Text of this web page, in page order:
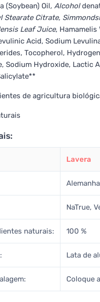
(Soybean) Oil, Alcohol
Stearate Citrate,
Leaf Juice,
Acid, Sodium
Tocopherol,
Sodium Hydroxide, Lactic
de agricultura
Lavera
Alemanha
NaTrue,
naturais: 100 %
Lata de
Coloque